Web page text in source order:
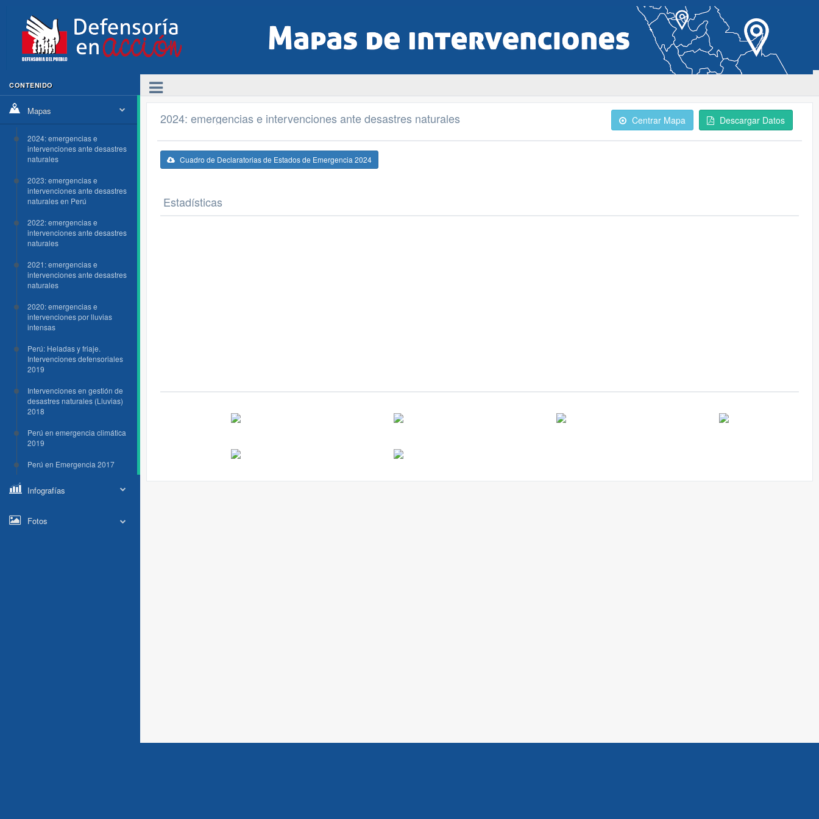
CONTENIDO
Mapas
2024: emergencias e
intervenciones ante desastres
naturales
2023: emergencias e
intervenciones ante desastres
naturales en Perú
2022: emergencias e
intervenciones ante desastres
naturales
2021: emergencias e
intervenciones ante desastres
naturales
2020: emergencias e
intervenciones por lluvias
intensas
Perú: Heladas y friaje.
Intervenciones defensoriales
2019
Intervenciones en gestión de
desastres naturales (Lluvias)
2018
Perú en emergencia climática
2019
Perú en Emergencia 2017
Infografías
Fotos
2024: emergencias e intervenciones ante desastres naturales Centrar Mapa Descargar Datos
Cuadro de Declaratorias de Estados de Emergencia 2024
Estadísticas